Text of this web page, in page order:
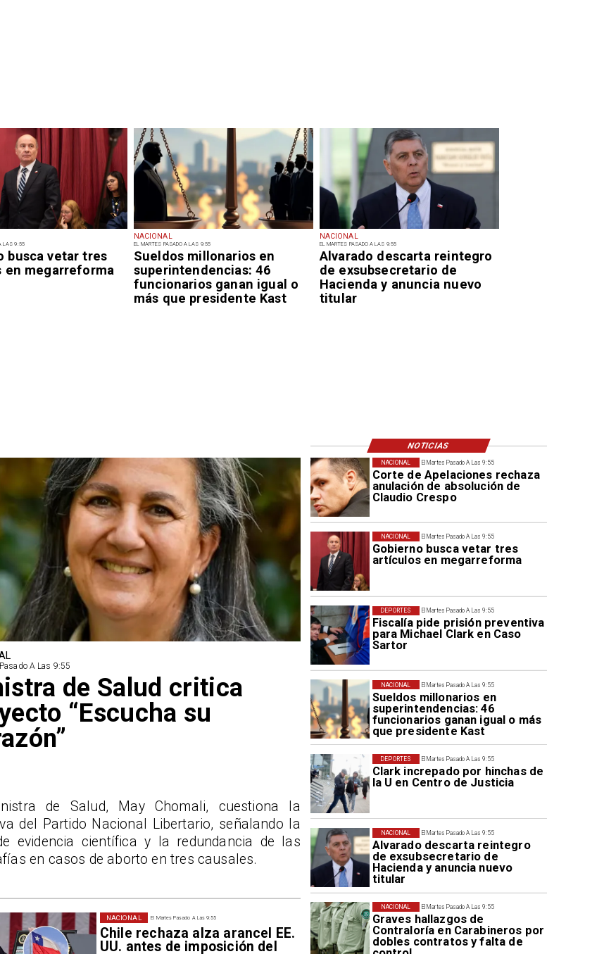
LAS 9:55
busca vetar tres
en megarreforma
NACIONAL
EL MARTES PASADO A LAS 9:55
Sueldos millonarios en
superintendencias: 46
funcionarios ganan igual o
más que presidente Kast
NACIONAL
EL MARTES PASADO A LAS 9:55
Alvarado descarta reintegro
de exsubsecretario de
Hacienda y anuncia nuevo
titular
El Martes Pasado A Las 9:55
Corte de Apelaciones rechaza
anulación de absolución de
Claudio Crespo
NACIONAL
El Martes Pasado A Las 9:55
Gobierno busca vetar tres
artículos en megarreforma
NACIONAL
El Martes Pasado A Las 9:55
Fiscalía pide prisión preventiva
para Michael Clark en Caso
Sartor
DEPORTES
El Martes Pasado A Las 9:55
Sueldos millonarios en
superintendencias: 46
funcionarios ganan igual o más
que presidente Kast
NACIONAL
El Martes Pasado A Las 9:55
Clark increpado por hinchas de
la U en Centro de Justicia
DEPORTES
El Martes Pasado A Las 9:55
Alvarado descarta reintegro
de exsubsecretario de
Hacienda y anuncia nuevo
titular
NACIONAL
El Martes Pasado A Las 9:55
Graves hallazgos de
Contraloría en Carabineros por
dobles contratos y falta de
NACIONAL
El Martes Pasado A Las 9:55
Chile rechaza alza arancel EE.
UU. antes de imposición del
NACIONAL
A Las 9:55
de Salud critica
“Escucha su
de Salud, May Chomali, cuestiona la
del Partido Nacional Libertario, señalando la
evidencia científica y la redundancia de las
en casos de aborto en tres causales.
NOTICIAS